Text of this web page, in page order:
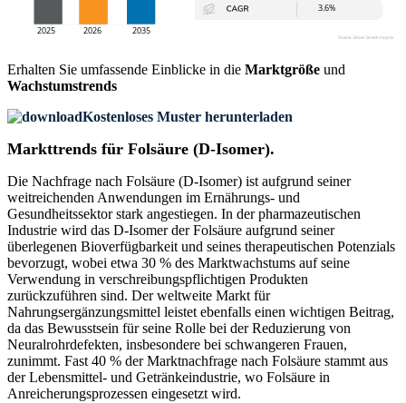
Erhalten Sie umfassende Einblicke in die Marktgröße und
Wachstumstrends
Kostenloses Muster herunterladen
Markttrends für Folsäure (D-Isomer).
Die Nachfrage nach Folsäure (D-Isomer) ist aufgrund seiner
weitreichenden Anwendungen im Ernährungs- und
Gesundheitssektor stark angestiegen. In der pharmazeutischen
Industrie wird das D-Isomer der Folsäure aufgrund seiner
überlegenen Bioverfügbarkeit und seines therapeutischen Potenzials
bevorzugt, wobei etwa 30 % des Marktwachstums auf seine
Verwendung in verschreibungspflichtigen Produkten
zurückzuführen sind. Der weltweite Markt für
Nahrungsergänzungsmittel leistet ebenfalls einen wichtigen Beitrag,
da das Bewusstsein für seine Rolle bei der Reduzierung von
Neuralrohrdefekten, insbesondere bei schwangeren Frauen,
zunimmt. Fast 40 % der Marktnachfrage nach Folsäure stammt aus
der Lebensmittel- und Getränkeindustrie, wo Folsäure in
Anreicherungsprozessen eingesetzt wird.